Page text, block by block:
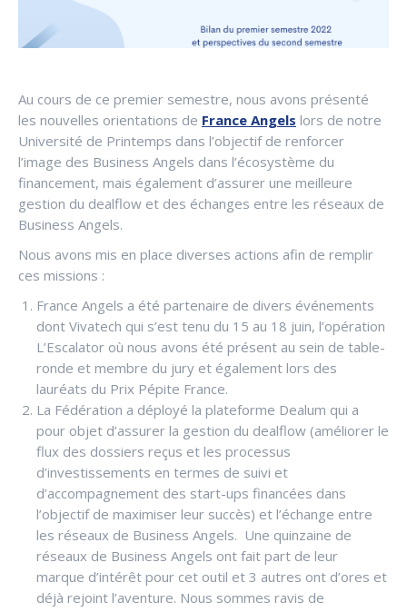
Au cours de ce premier semestre, nous avons présenté
les nouvelles orientations de France Angels lors de notre
Université de Printemps dans l’objectif de renforcer
l’image des Business Angels dans l’écosystème du
financement, mais également d’assurer une meilleure
gestion du dealflow et des échanges entre les réseaux de
Business Angels.
Nous avons mis en place diverses actions afin de remplir
ces missions :
France Angels a été partenaire de divers événements
dont Vivatech qui s’est tenu du 15 au 18 juin, l’opération
L’Escalator où nous avons été présent au sein de table-
ronde et membre du jury et également lors des
lauréats du Prix Pépite France.
La Fédération a déployé la plateforme Dealum qui a
pour objet d’assurer la gestion du dealflow (améliorer le
flux des dossiers reçus et les processus
d’investissements en termes de suivi et
d’accompagnement des start-ups financées dans
l’objectif de maximiser leur succès) et l’échange entre
les réseaux de Business Angels. Une quinzaine de
réseaux de Business Angels ont fait part de leur
marque d’intérêt pour cet outil et 3 autres ont d’ores et
déjà rejoint l’aventure. Nous sommes ravis de